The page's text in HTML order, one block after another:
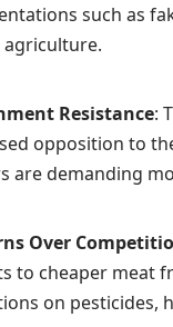
such as
agriculture.
Resistance:
opposition to
are demanding
Over
to cheaper meat
on pesticides,